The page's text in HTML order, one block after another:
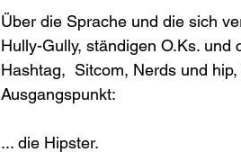
Über die Sprache und die sich
Hully-Gully, ständigen O.Ks.
Hashtag,  Sitcom, Nerds und
Ausgangspunkt:
... die Hipster.